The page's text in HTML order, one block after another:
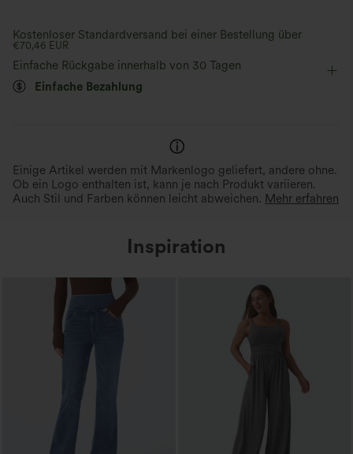
Hohe Dehnung
Kostenloser Standardversand bei einer Bestellung über
€70,46 EUR
Einfache Rückgabe innerhalb von 30 Tagen
Einfache Bezahlung
Einige Artikel werden mit Markenlogo geliefert, andere ohne.
Ob ein Logo enthalten ist, kann je nach Produkt variieren.
Auch Stil und Farben können leicht abweichen. Mehr erfahren
Inspiration